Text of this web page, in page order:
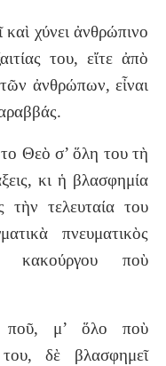
χύνει ἀνθρώπινο
του, εἴτε ἀπὸ
ἀνθρώπων, εἶναι
Θεὸ σ’ ὅλη του τὴ
κι ἡ βλασφημία
τελευταία του
πνευματικὸς
κακούργου ποὺ
ποῦ, μ’ ὅλο ποὺ
δὲ βλασφημεῖ